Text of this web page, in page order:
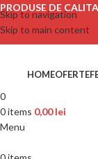
Skip to navigation
Skip to main content
PRODUSE DE
HOMEOFERTE
0
0items 0,00lei
Menu